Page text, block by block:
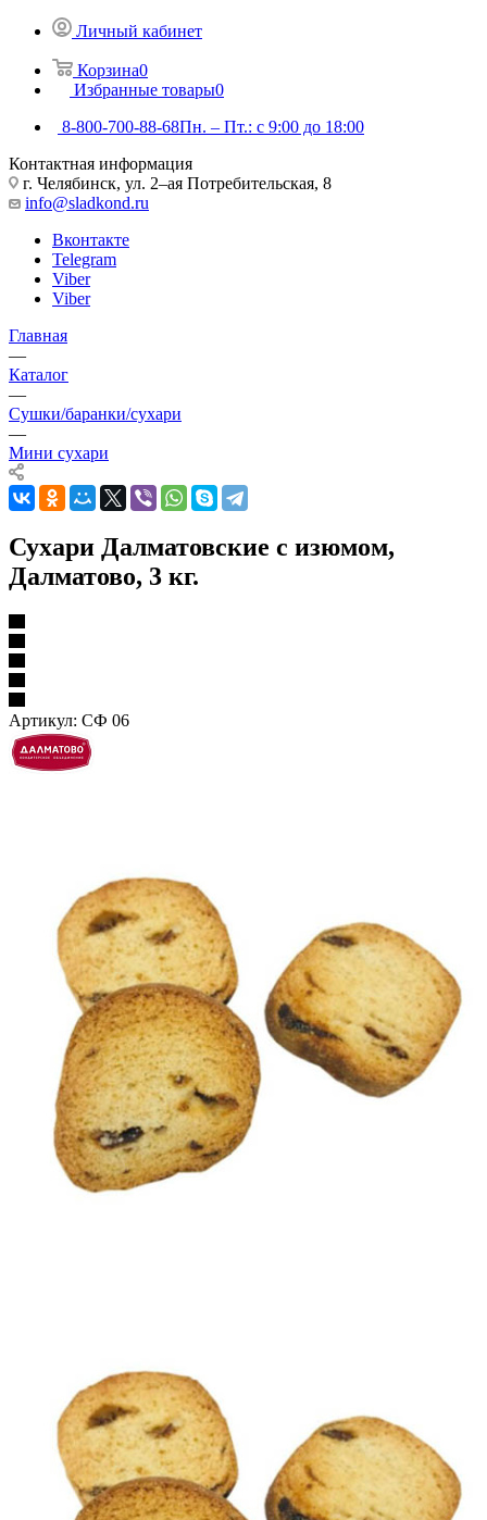
Личный кабинет
Корзина0
Избранные товары0
8-800-700-88-68Пн. – Пт.: с 9:00 до 18:00
Контактная информация
г. Челябинск, ул. 2–ая Потребительская, 8
info@sladkond.ru
Вконтакте
Telegram
Viber
Viber
Главная
—
Каталог
—
Сушки/баранки/сухари
—
Мини сухари
Сухари Далматовские с изюмом,
Далматово, 3 кг.
Артикул: СФ 06